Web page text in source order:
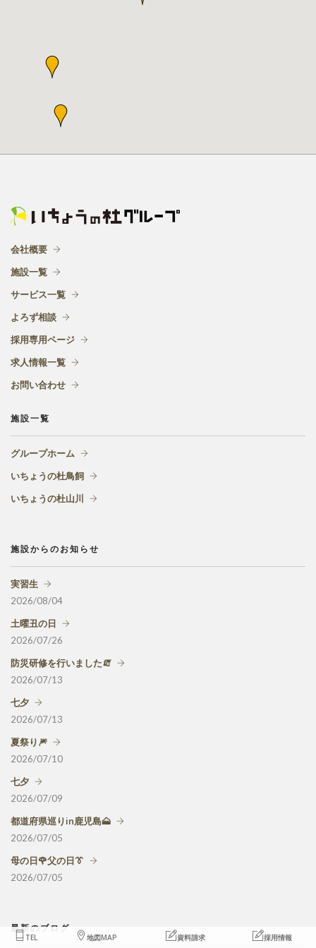
会社概要
施設一覧
サービス一覧
よろず相談
採用専用ページ
求人情報一覧
お問い合わせ
施設一覧
グループホーム
いちょうの杜鳥飼
いちょうの杜山川
施設からのお知らせ
実習生
2026/08/04
土曜丑の日
2026/07/26
防災研修を行いました🧯
2026/07/13
七夕
2026/07/13
夏祭り🎆
2026/07/10
七夕
2026/07/09
都道府県巡りin鹿児島🗻
2026/07/05
母の日🌹父の日👔
2026/07/05
最新のブログ
TEL
地図MAP 資料請求 採用情報